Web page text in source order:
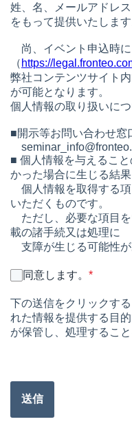
姓、名、メールアドレ
をもって提供いたします
尚、イベント申込時に
（ https://
弊社コンテンツサイト
が可能となります。
個人情報の取り扱いに
■開示等お問い合わせ窓
■ 個人情報を与えるこ
かった場合に生じる結果
個人情報を取得する
いただくものです。
ただし、必要な項目
載の諸手続又は処理に
支障が生じる可能性が
同意します。 *
下の送信をクリックす
れた情報を提供する目
が保管し、処理するこ
送信